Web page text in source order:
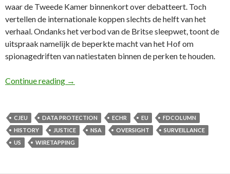
waar de Tweede Kamer binnenkort over debatteert. Toch
vertellen de internationale koppen slechts de helft van het
verhaal. Ondanks het verbod van de Britse sleepwet, toont de
uitspraak namelijk de beperkte macht van het Hof om
spionagedriften van natiestaten binnen de perken te houden.
Continue reading 52e FD Column: Eerste Snowden-uitspraak
→
CJEU DATA PROTECTION ECHR EU
FDCOLUMN
HISTORY
JUSTICE NSA OVERSIGHT
SURVEILLANCE
US
WIRETAPPING